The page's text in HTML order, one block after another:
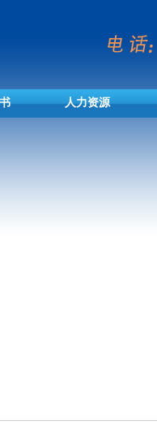
人力资源